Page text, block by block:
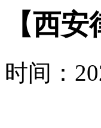
【西
时间：